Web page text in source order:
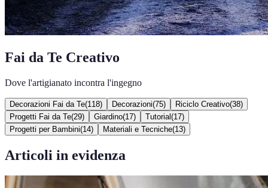
Fai da Te Creativo
Dove l'artigianato incontra l'ingegno
Decorazioni Fai da Te(118) Decorazioni(75) Riciclo Creativo(38)
Progetti Fai da Te(29) Giardino(17) Tutorial (17)
Progetti per Bambini(14) Materiali e Tecniche(13)
Articoli in evidenza